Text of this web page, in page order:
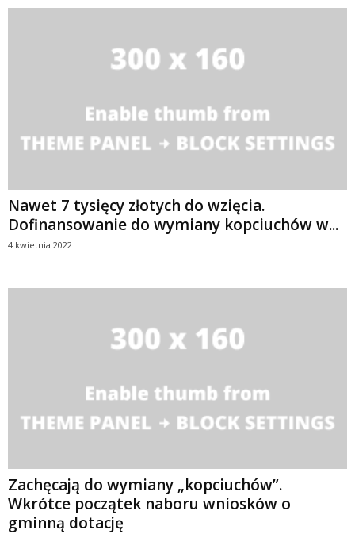
Nawet 7 tysięcy złotych do wzięcia.
Dofinansowanie do wymiany kopciuchów w...
4 kwietnia 2022
Zachęcają do wymiany „kopciuchów”.
Wkrótce początek naboru wniosków o
gminną dotację